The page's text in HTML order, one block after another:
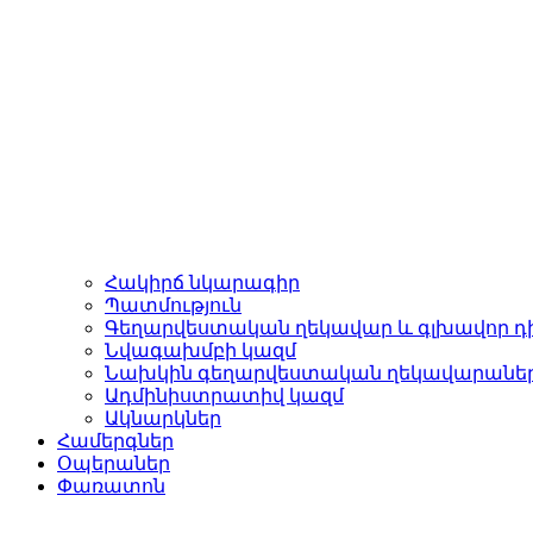
Հակիրճ նկարագիր
Պատմություն
Գեղարվեստական ղեկավար և գլխավոր
Նվագախմբի կազմ
Նախկին գեղարվեստական
Ադմինիստրատիվ կազմ
Ակնարկներ
Համերգներ
Օպերաներ
Փառատոն